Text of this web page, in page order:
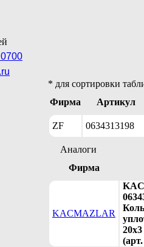
* для сортировки
Фирма
Артикул
ZF 0634313198
Аналоги
Фирма
KACMAZLAR